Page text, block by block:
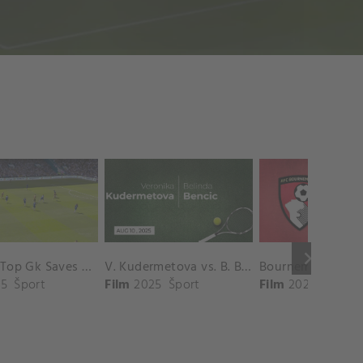
keyboard_arrow_right
Chelsea Top Gk Saves vs. Crystal Palace
Šport
V. Kudermetova vs. B. Bencic Match Highlights - CINCINNATI_Champions Court ( August 10, 2025)
Film 2025 Šport Film 2025